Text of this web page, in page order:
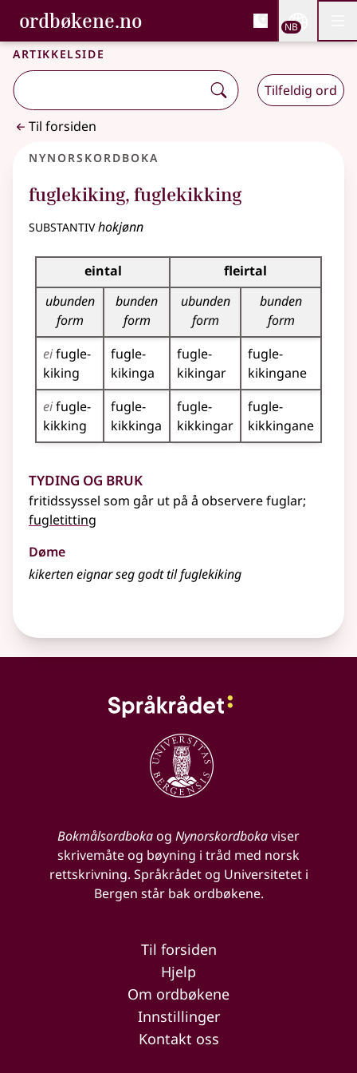
Gå til hovedinnhold
Tilgjengelighet
ordbøkene.no, Bokmålsordboka og
Bokmålsordboka og Nynorskordboka
NB
Artikkelside
Tilfeldig ord
Til forsiden
Nynorskordboka
fuglekiking, fuglekikking
substantivhokjønn
Bøyningstabell for dette substantivet
eintal
fleirtal
ubunden
form
bunden
form
ubunden
form
bunden
form
eifugle­
kiking
fugle­
kikinga
fugle­
kikingar
fugle­
kikingane
eifugle­
kikking
fugle­
kikkinga
fugle­
kikkingar
fugle­
kikkingane
Tyding og bruk
fritidssyssel som går ut på å observere fuglar;
fugletitting
Døme
kikerten eignar seg godt til fuglekiking
Bokmålsordbokaog Nynorskordbokaviser
skrivemåte og bøyning i tråd med norsk
rettskrivning. Språkrådet og Universitetet i
Bergen står bak ordbøkene.
Til forsiden
Hjelp
Om ordbøkene
Innstillinger
Kontakt oss